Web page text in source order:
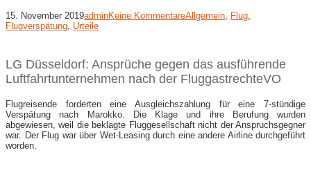
15. November 2019adminKeine KommentareAllgemein Flug
Flugverspätung Urteile
LG Düsseldorf: Ansprüche gegen das ausführende
Luftfahrtunternehmen nach der FluggastrechteVO
Flugreisende forderten eine Ausgleichszahlung für eine 7-stündige
Verspätung nach Marokko. Die Klage und ihre Berufung wurden
abgewiesen, weil die beklagte Fluggesellschaft nicht der Anspruchsgegner
war. Der Flug war über Wet-Leasing durch eine andere Airline durchgeführt
worden.